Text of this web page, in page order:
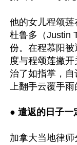
他的女儿程颂
杜鲁多（Justin
份。在程慕阳
度与程颂莲撇
治了如指掌，
上翻手云覆手雨
● 遣返的日子一
加拿大当地律